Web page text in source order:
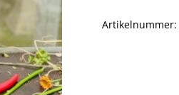
Artikelnummer: